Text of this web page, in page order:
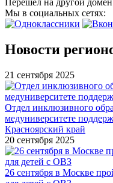
Мы в социальных сетях:
Новости
21 сентября 2025
Отдел инклюзивного
медуниверситете
Красноярский край
20 сентября 2025
26 сентября в Москве